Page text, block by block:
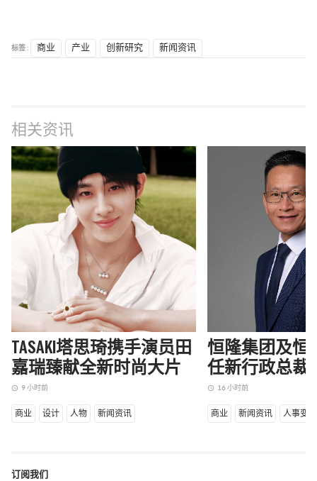
标签 : 商业 产业 创新研究 新闻资讯
相关资讯
TASAKI塔思琦携手演员田
嘉瑞臻献全新时尚大片
access_time 9 小时前
商业 设计 人物 新闻资讯
恒隆集团及恒
任新行政总裁
access_time 16 小时前
商业 新闻资讯 人事变动
订阅我们